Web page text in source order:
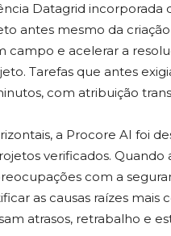
Datagrid
antes mesmo da
campo e acelerar a
Tarefas que antes
com atribuição
a Procore AI foi
verificados.
com a
as causas raízes mais
atrasos, retrabalho e